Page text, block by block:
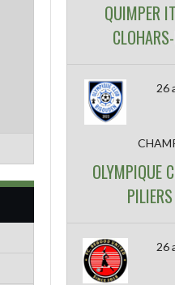
QUIMPER
26
OLYMPIQUE
26